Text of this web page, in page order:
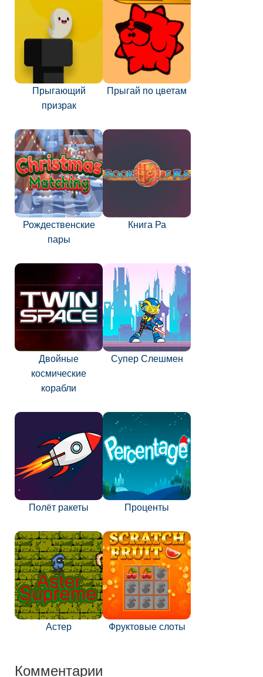
Прыгающий
призрак
Прыгай по цветам
Рождественские
пары
Книга Ра
Двойные
космические
корабли
Супер Слешмен
Полёт ракеты Проценты
Астер Фруктовые слоты
Комментарии